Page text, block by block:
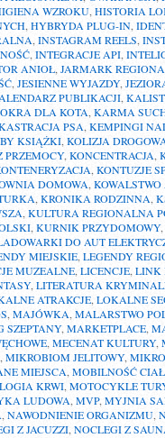
WZROKU HISTORIA
, HYBRYDA PLUG-IN,
, INSTAGRAM REELS
, INTEGRACJE API
ANIOŁ JARMARK
JESIENNE WYJAZDY,
PUBLIKACJI,
DLA KOTA KARMA
PSA KEMPINGI
KSIĄŻKI KOLIZJA
PRZEMOCY, KONCENTRACJA,
, KONTUZJE
DOMOWA,
KRONIKA RODZINNA
KULTURA REGIONALNA
KURNIK PRZYDOMOWY,
DO AUT
MIEJSKIE LEGENDY
MUZEALNE LICENCJE LINK
, LITERATURA
ATRAKCJE, LOKALNE
, MAJÓWKA MALARSTWO
SZEPTANY, MARKETPLACE
MECENAT KULTURY,
MIKROBIOM JELITOWY,
MIEJSCA MOBILNOŚĆ
KRWI MOTOCYKLE
LUDOWA MVP, MYJNIA
NAWODNIENIE ORGANIZMU
Z JACUZZI NOCLEGI Z